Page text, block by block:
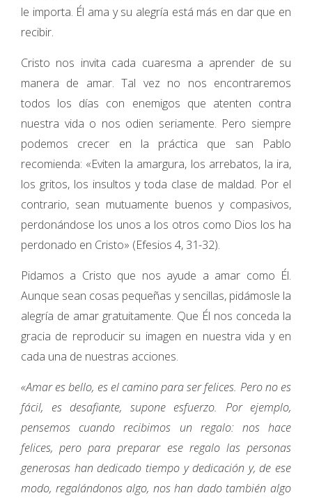
le importa. Él ama y su alegría está más en dar que en
recibir.
Cristo nos invita cada cuaresma a aprender de su
manera de amar. Tal vez no nos encontraremos
todos los días con enemigos que atenten contra
nuestra vida o nos odien seriamente. Pero siempre
podemos crecer en la práctica que san Pablo
recomienda: «Eviten la amargura, los arrebatos, la ira,
los gritos, los insultos y toda clase de maldad. Por el
contrario, sean mutuamente buenos y compasivos,
perdonándose los unos a los otros como Dios los ha
perdonado en Cristo» (Efesios 4, 31-32).
Pidamos a Cristo que nos ayude a amar como Él.
Aunque sean cosas pequeñas y sencillas, pidámosle la
alegría de amar gratuitamente. Que Él nos conceda la
gracia de reproducir su imagen en nuestra vida y en
cada una de nuestras acciones.
«Amar es bello, es el camino para ser felices. Pero no es
fácil, es desafiante, supone esfuerzo. Por ejemplo,
pensemos cuando recibimos un regalo: nos hace
felices, pero para preparar ese regalo las personas
generosas han dedicado tiempo y dedicación y, de ese
modo, regalándonos algo, nos han dado también algo